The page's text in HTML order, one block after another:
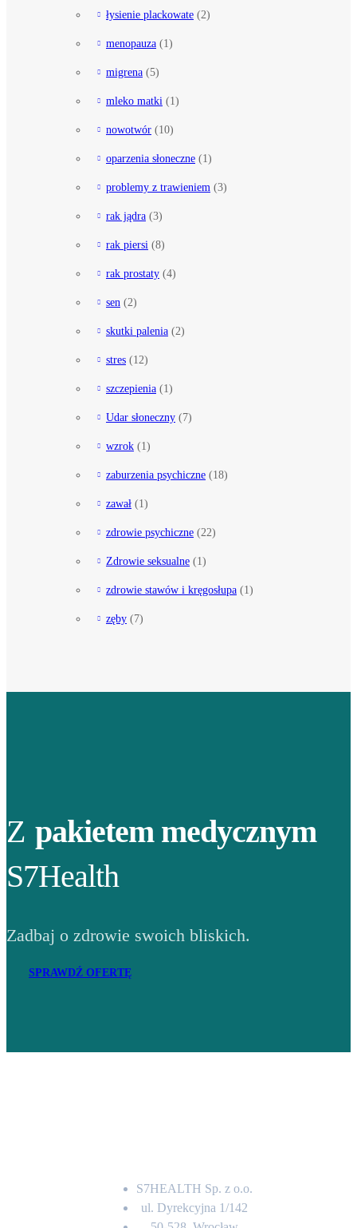
łysienie plackowate (2)
menopauza (1)
migrena (5)
mleko matki (1)
nowotwór (10)
oparzenia słoneczne (1)
problemy z trawieniem (3)
rak jądra (3)
rak piersi (8)
rak prostaty (4)
sen (2)
skutki palenia (2)
stres (12)
szczepienia (1)
Udar słoneczny (7)
wzrok (1)
zaburzenia psychiczne (18)
zawał (1)
zdrowie psychiczne (22)
Zdrowie seksualne (1)
zdrowie stawów i kręgosłupa (1)
zęby (7)
Z pakietem medycznym
S7Health
Zadbaj o zdrowie swoich bliskich.
SPRAWDŹ OFERTĘ
S7HEALTH Sp. z o.o.
ul. Dyrekcyjna 1/142